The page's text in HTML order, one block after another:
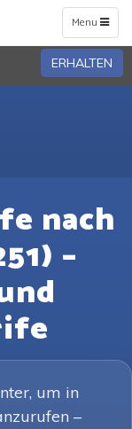
Toggle
navigation
Menu
ERHALTEN
nach
–
um in
–